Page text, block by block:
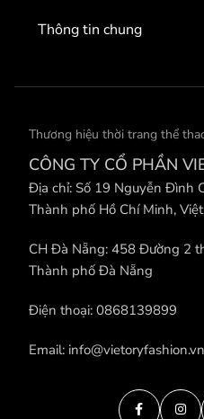
Thông tin chung
Thương hiệu thời trang thể
CÔNG TY CỔ PHẦN
Địa chỉ: Số 19 Nguyễn Đình
Thành phố Hồ Chí Minh,
CH Đà Nẵng: 458 Đường 2
Thành phố Đà Nẵng
Điện thoại: 0868139899
Email: info@vietoryfashion.vn